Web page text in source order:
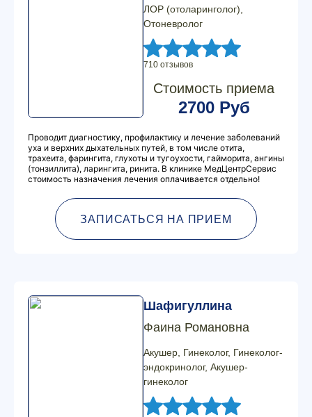
ЛОР (отоларинголог),
Отоневролог
710 отзывов
Стоимость приема
2700 Руб
Проводит диагностику, профилактику и лечение заболеваний
уха и верхних дыхательных путей, в том числе отита,
трахеита, фарингита, глухоты и тугоухости, гайморита, ангины
(тонзиллита), ларингита, ринита. В клинике МедЦентрСервис
стоимость назначения лечения оплачивается отдельно!
ЗАПИСАТЬСЯ НА ПРИЕМ
Шафигуллина
Фаина Романовна
Акушер, Гинеколог, Гинеколог-
эндокринолог, Акушер-
гинеколог